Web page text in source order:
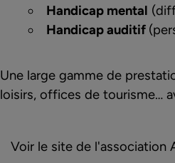
Handicap mental
Handicap auditif
Une large gamme de
loisirs, offices de tourisme…
Voir le site de l'association